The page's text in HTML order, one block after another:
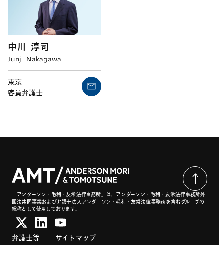
中川 淳司
Junji Nakagawa
東京
客員弁護士
「アンダーソン・毛利・友常法律事務所」は、アンダーソン・毛利・友常法律事務所外
国法共同事業および弁護士法人アンダーソン・毛利・友常法律事務所を含むグループの
総称として使用しております。
弁護士等
サイトマップ